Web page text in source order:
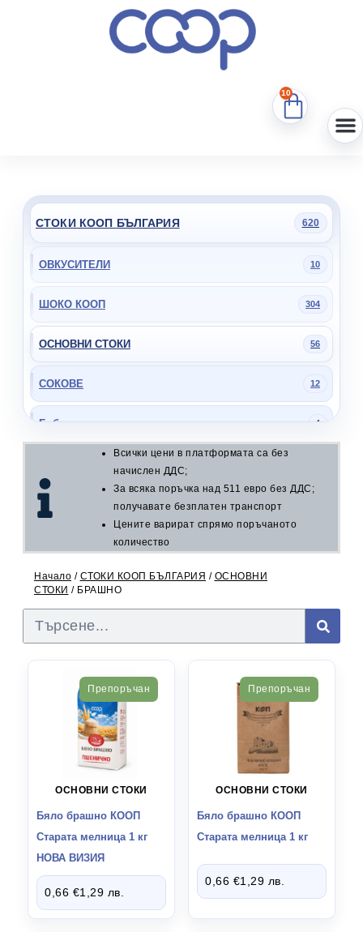
10
СТОКИ КООП БЪЛГАРИЯ 620
ОВКУСИТЕЛИ 10
ШОКО КООП 304
ОСНОВНИ СТОКИ 56
СОКОВЕ 12
Боб 4
ЗАХАР
ОЛИО
ОРИЗ 4
ОЦЕТ 9
4
МАКАРОНЕНИ ИЗДЕЛИЯ
ХАРТИЕНИ ИЗДЕЛИЯ
ПОЧИСТВАЩИ
КОНСЕРВИ 34
Всички цени в платформата са без
начислен ДДС;
За всяка поръчка над 511 евро без ДДС;
получавате безплатен транспорт
Цените варират спрямо поръчаното
количество
Начало / СТОКИ КООП БЪЛГАРИЯ / ОСНОВНИ
СТОКИ / БРАШНО
Препоръчан
ОСНОВНИ СТОКИ
Бяло брашно КООП
Старата мелница 1 кг
НОВА ВИЗИЯ
0,66 €1,29 лв.
Препоръчан
ОСНОВНИ СТОКИ
Бяло брашно КООП
Старата мелница 1 кг
0,66 €1,29 лв.